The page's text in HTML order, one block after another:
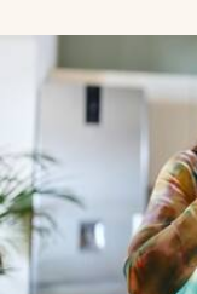
Vida y estilo
Espiritualidad
Mediakit
abre en nueva pestaña
México